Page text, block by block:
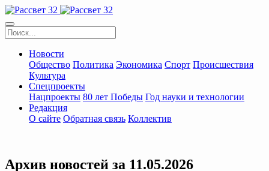
Новости
Общество Политика Экономика Спорт Происшествия
Культура
Спецпроекты
Нацпроекты 80 лет Победы Год науки и технологии
Редакция
О сайте Обратная связь Коллектив
Архив новостей за 11.05.2026